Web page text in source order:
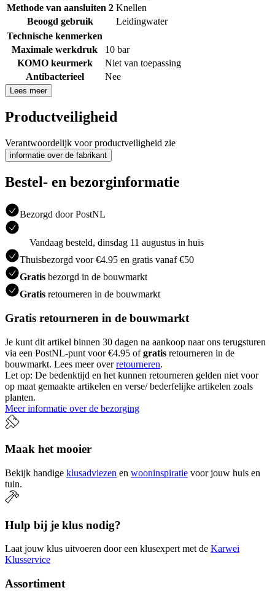
Methode van aansluiten 2 Knellen
Beoogd gebruik
Leidingwater
Technische kenmerken
Maximale werkdruk
10 bar
KOMO keurmerk
Niet van toepassing
Antibacterieel
Nee
Lees meer
Productveiligheid
Verantwoordelijk voor productveiligheid zie
informatie over de fabrikant
Bestel- en bezorginformatie
Bezorgd door PostNL
Vandaag besteld, dinsdag 11 augustus in huis
Thuisbezorgd voor €4.95 en gratis vanaf €50
Gratis bezorgd in de bouwmarkt
Gratis retourneren in de bouwmarkt
Gratis retourneren in de bouwmarkt
Je kunt dit artikel binnen 30 dagen na aankoop naar ons terugsturen
via een PostNL-punt voor €4.95 ofgratis retourneren in de
bouwmarkt. Lees meer overretourneren.
Let op: De bedenktijd en het kunnen retourneren gelden niet voor
op maat gemaakte artikelen en verse/ bederfelijke artikelen zoals
planten.
Meer informatie over de bezorging
Maak het mooier
Bekijk handige klusadviezen en wooninspiratie voor jouw huis en
tuin.
Hulp bij je klus nodig?
Laat jouw klus uitvoeren door een klusexpert met de Karwei
Klusservice
Assortiment